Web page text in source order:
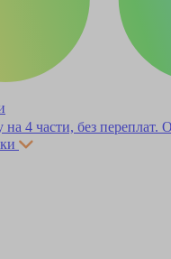
на 4 части, без переплат.